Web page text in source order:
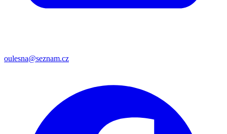
oulesna@seznam.cz